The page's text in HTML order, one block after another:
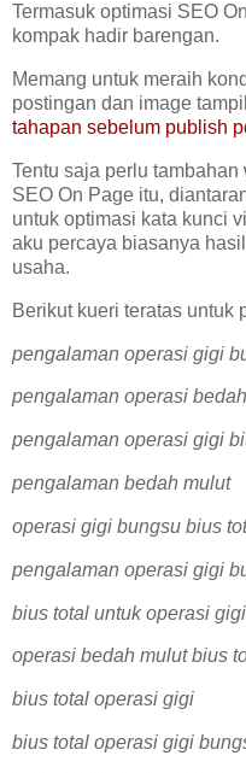
Termasuk optimasi SEO
kompak hadir barengan.
Memang untuk meraih
postingan dan image
tahapan sebelum publish
Tentu saja perlu
SEO On Page itu,
untuk optimasi kata kunci
aku percaya biasanya
usaha.
Berikut kueri teratas untuk
pengalaman operasi gigi
pengalaman operasi
pengalaman operasi gigi
pengalaman bedah mulut
operasi gigi bungsu bius
pengalaman operasi gigi
bius total untuk operasi
operasi bedah mulut bius
bius total operasi gigi
bius total operasi gigi